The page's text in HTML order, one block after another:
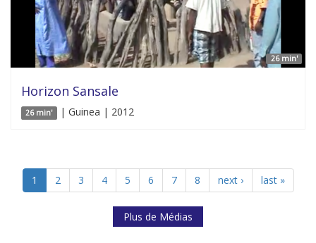
26 min'
Horizon Sansale
26 min' | Guinea | 2012
1 2 3 4 5 6 7 8 next › last »
Plus de Médias